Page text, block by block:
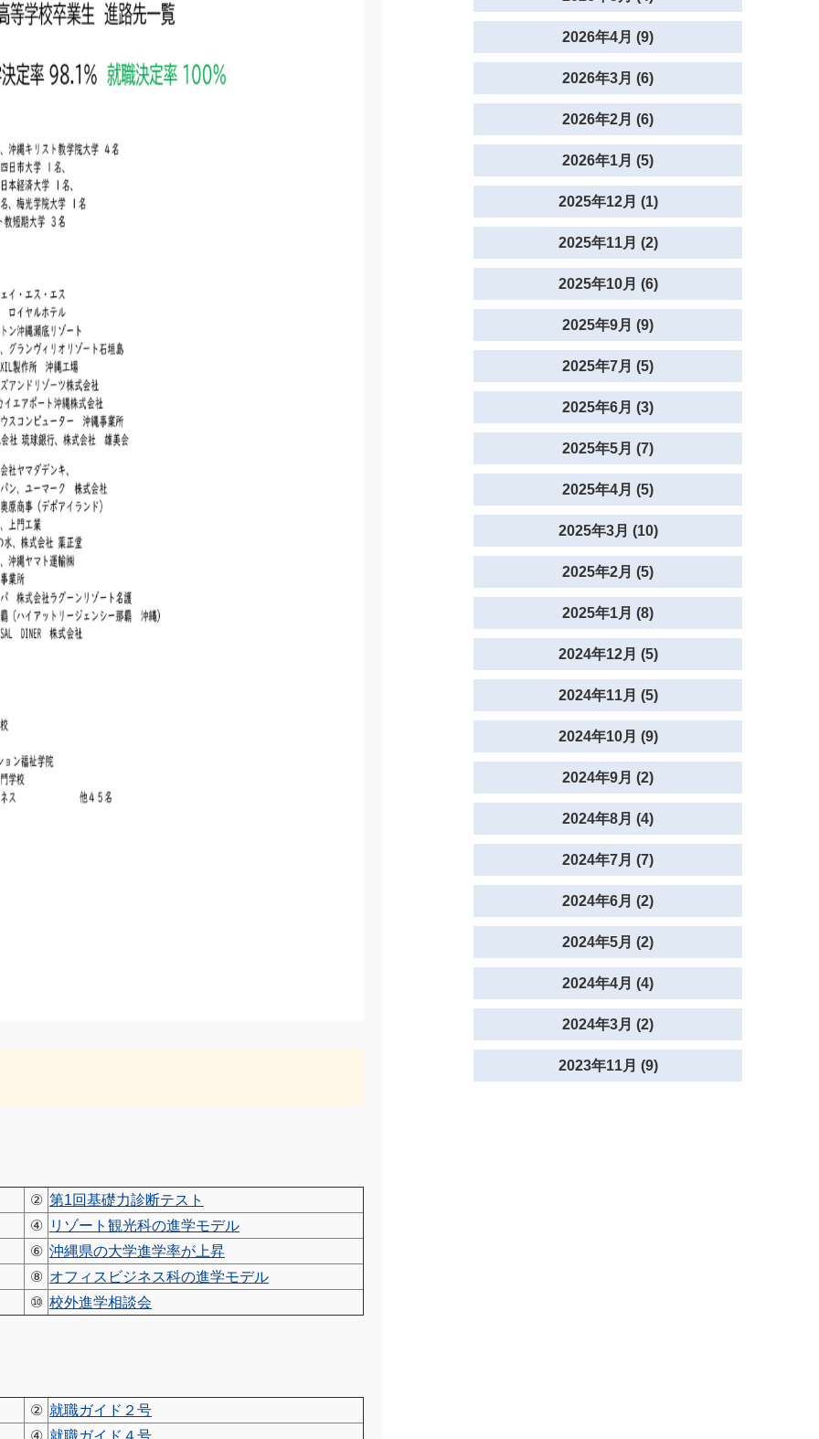
② 第1回基礎力診断テスト
④
リゾート観光科の進学モデル
⑥ 沖縄県の大学進学率が上昇
⑧ オフィスビジネス科の進学モデル
⑩ 校外進学相談会
② 就職ガイド２号
④ 就職ガイド４号
2026年4月 (9)
2026年3月 (6)
2026年2月 (6)
2026年1月 (5)
2025年12月 (1)
2025年11月 (2)
2025年10月 (6)
2025年9月 (9)
2025年7月 (5)
2025年6月 (3)
2025年5月 (7)
2025年4月 (5)
2025年3月 (10)
2025年2月 (5)
2025年1月 (8)
2024年12月 (5)
2024年11月 (5)
2024年10月 (9)
2024年9月 (2)
2024年8月 (4)
2024年7月 (7)
2024年6月 (2)
2024年5月 (2)
2024年4月 (4)
2024年3月 (2)
2023年11月 (9)